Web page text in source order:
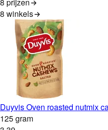
8 winkels
Duyvis Oven roasted nutmix
125 gram